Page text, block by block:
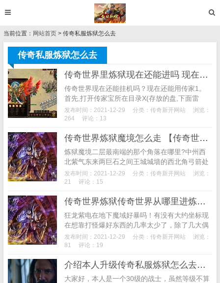
当前位置： 网站首页 > 传奇私服炼狱怎么去
传奇私服炼狱怎么去
传奇世界里炼狱现在还能进吗 现在还有以前的那种43级以上才能进的炼狱吗 爱问
传奇世界现在还能挂机吗？现在还能用传家1。
首先,打开传家宝所在目录X(存放的盘,下面雷
同):\传家宝\。打开传奇MM3。找到X:\传家宝
\\\文件夹,找到i文件,双击打开4。找到自...
发布时间：2021-12-29 分类： 传奇新开网站
浏览：
264
评论：13
传奇世界炼狱魔境怎么走 【传奇世界吧】
炼狱魔境二层最南端的那个角落在哪里?中州西
北紫气东来两巨石之间王城城墙的西北角弓箭处
通往海角村北面那座桥的北桥头附近王城东北角
红枫林最南端海角村东南角海边中州渡口船附近*
发布时间：2021-12-29 分类： 传奇新开网站
浏览：
21
评论：15
传奇世界炼狱传奇世界从哪里进炼狱 怎么去啊 传奇世界在哪啊 怎么去啊 爱问知识人
狂龙紫电在地下魔域好暴吗！有没有大约坐标现
在想靠打怪爆好东西的几率太少了，除了几大偶
尔爆爆好东西之外，其他怪爆好东西的机会太少
了。你才42级没有狂龙打不了什么怪的，在地下
发布时间：2021-12-29 分类： 传奇新开网站
浏览：
81
评论：19
介绍本人升级传奇私服炼狱怎么去炼狱的心得体验
大家好，本人是一个30级的战士，虽然等级不算